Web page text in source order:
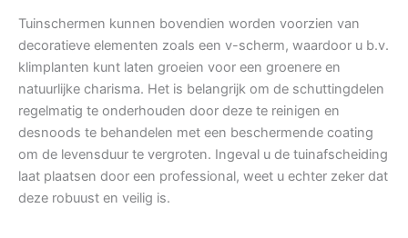
Tuinschermen kunnen bovendien worden voorzien van
decoratieve elementen zoals een v-scherm, waardoor u b.v.
klimplanten kunt laten groeien voor een groenere en
natuurlijke charisma. Het is belangrijk om de schuttingdelen
regelmatig te onderhouden door deze te reinigen en
desnoods te behandelen met een beschermende coating
om de levensduur te vergroten. Ingeval u de tuinafscheiding
laat plaatsen door een professional, weet u echter zeker dat
deze robuust en veilig is.